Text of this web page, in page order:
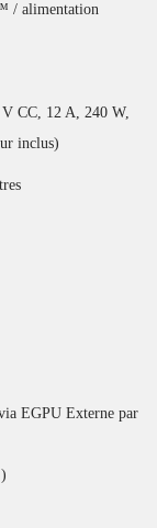
/ alimentation
CC, 12 A, 240 W,
inclus)
EGPU Externe par